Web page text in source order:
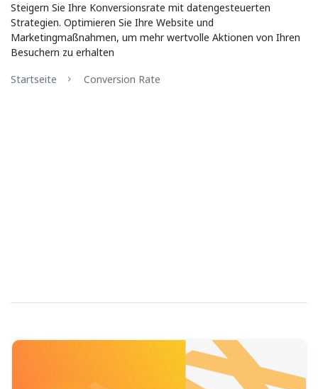
Steigern Sie Ihre Konversionsrate mit datengesteuerten
Strategien. Optimieren Sie Ihre Website und
Marketingmaßnahmen, um mehr wertvolle Aktionen von Ihren
Besuchern zu erhalten
Startseite
Conversion Rate